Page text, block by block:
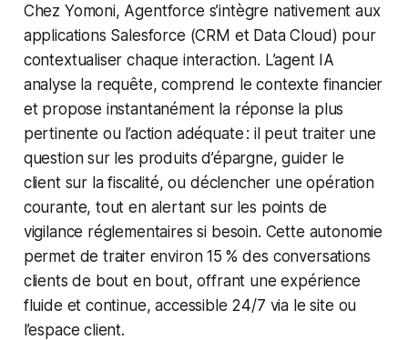
Chez Yomoni, Agentforce s’intègre nativement aux
applications Salesforce (CRM et Data Cloud) pour
contextualiser chaque interaction. L’agent IA
analyse la requête, comprend le contexte financier
et propose instantanément la réponse la plus
pertinente ou l’action adéquate : il peut traiter une
question sur les produits d’épargne, guider le
client sur la fiscalité, ou déclencher une opération
courante, tout en alertant sur les points de
vigilance réglementaires si besoin. Cette autonomie
permet de traiter environ 15 % des conversations
clients de bout en bout, offrant une expérience
fluide et continue, accessible 24/7 via le site ou
l’espace client.